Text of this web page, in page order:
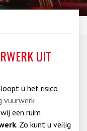
UIT
u het risico
vuurwerk
een ruim
. Zo kunt u veilig